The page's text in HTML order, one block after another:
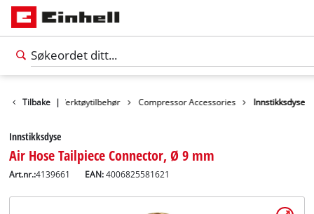
Tilbake |
Tilbehør Verktøytilbehør Compressor Accessories Innstikksdyse
Innstikksdyse
Air Hose Tailpiece Connector, Ø 9 mm
Art.nr.:4139661 EAN:4006825581621